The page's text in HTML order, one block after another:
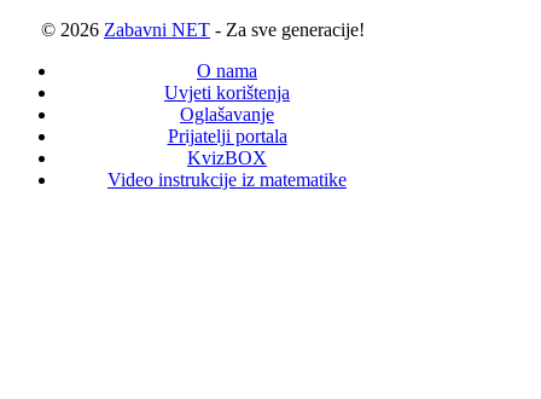
© 2026 Zabavni NET - Za sve generacije!
O nama
Uvjeti korištenja
Oglašavanje
Prijatelji portala
KvizBOX
Video instrukcije iz matematike